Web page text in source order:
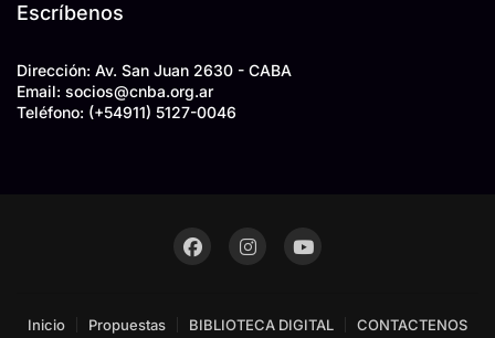
Escríbenos
Dirección: Av. San Juan 2630 - CABA
Email: socios@cnba.org.ar
Teléfono: (+54911) 5127-0046
Inicio Propuestas BIBLIOTECA DIGITAL CONTACTENOS